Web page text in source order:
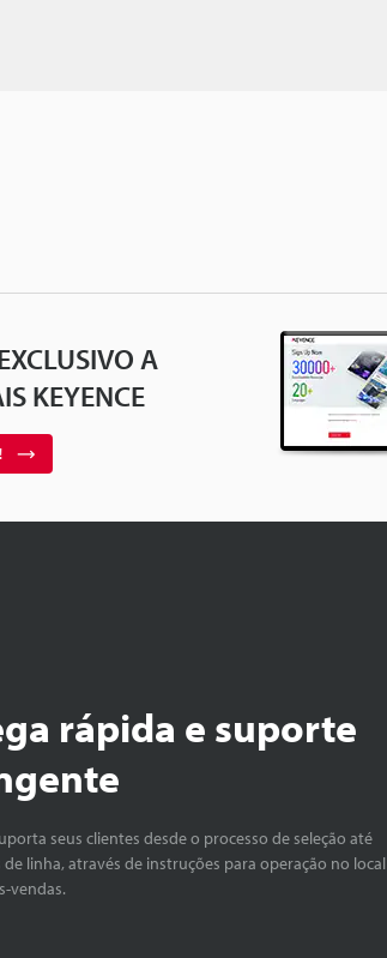
A
KEYENCE
rápida e suporte
seus clientes desde o processo de seleção até
de linha, através de instruções para operação no local
vendas.